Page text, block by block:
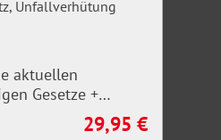
aktuellen
Gesetze +
Regulärer Preis:
29,95 €